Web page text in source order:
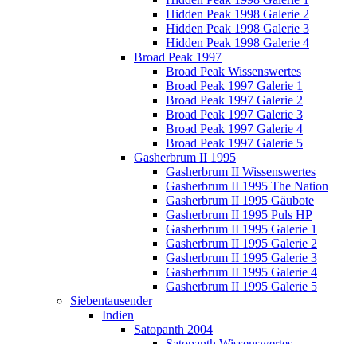
Hidden Peak 1998 Galerie 2
Hidden Peak 1998 Galerie 3
Hidden Peak 1998 Galerie 4
Broad Peak 1997
Broad Peak Wissenswertes
Broad Peak 1997 Galerie 1
Broad Peak 1997 Galerie 2
Broad Peak 1997 Galerie 3
Broad Peak 1997 Galerie 4
Broad Peak 1997 Galerie 5
Gasherbrum II 1995
Gasherbrum II Wissenswertes
Gasherbrum II 1995 The Nation
Gasherbrum II 1995 Gäubote
Gasherbrum II 1995 Puls HP
Gasherbrum II 1995 Galerie 1
Gasherbrum II 1995 Galerie 2
Gasherbrum II 1995 Galerie 3
Gasherbrum II 1995 Galerie 4
Gasherbrum II 1995 Galerie 5
Siebentausender
Indien
Satopanth 2004